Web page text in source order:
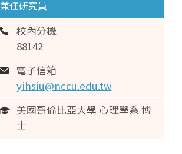
兼任研究員
校內分機
88142
電子信箱
yihsiu@nccu.edu.tw
美國哥倫比亞大學 心理學系 博
士